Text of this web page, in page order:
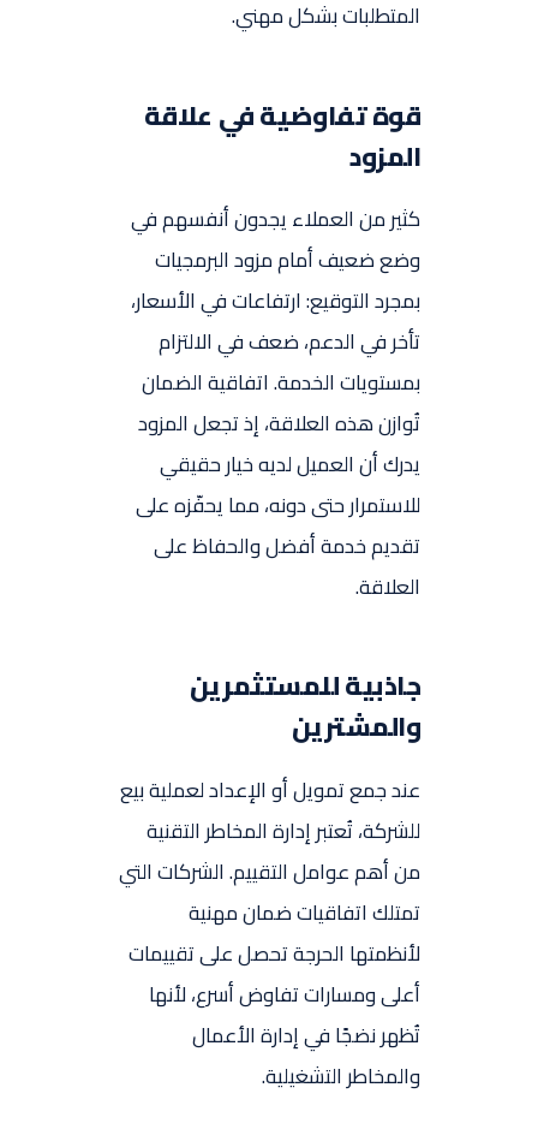
المتطلبات بشكل مهني.
قوة تفاوضية في علاقة
المزود
كثير من العملاء يجدون أنفسهم في
وضع ضعيف أمام مزود البرمجيات
بمجرد التوقيع: ارتفاعات في الأسعار،
تأخر في الدعم، ضعف في الالتزام
بمستويات الخدمة. اتفاقية الضمان
تُوازن هذه العلاقة، إذ تجعل المزود
يدرك أن العميل لديه خيار حقيقي
للاستمرار حتى دونه، مما يحفّزه على
تقديم خدمة أفضل والحفاظ على
العلاقة.
جاذبية للمستثمرين
والمشترين
عند جمع تمويل أو الإعداد لعملية بيع
للشركة، تُعتبر إدارة المخاطر التقنية
من أهم عوامل التقييم. الشركات التي
تمتلك اتفاقيات ضمان مهنية
لأنظمتها الحرجة تحصل على تقييمات
أعلى ومسارات تفاوض أسرع، لأنها
تُظهر نضجًا في إدارة الأعمال
والمخاطر التشغيلية.